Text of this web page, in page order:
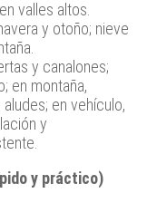
valles altos.
y otoño; nieve
y canalones;
en montaña,
en vehículo,
y
y práctico)